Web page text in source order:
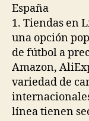
España
1. Tiendas en
una opción
de fútbol a
Amazon,
variedad de
línea tienen